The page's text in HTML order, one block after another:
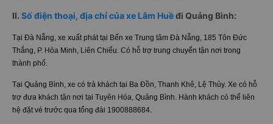
II. Số điện thoại, địa chỉ của xe Lâm Huềđi Quảng Bình:
Tại Đà Nẵng, xe xuất phát tại Bến xe Trung tâm Đà Nẵng, 185 Tôn Đức
Thắng, P. Hòa Minh, Liên Chiểu. Có hỗ trợ trung chuyển tận nơi trong
thành phố.
Tại Quảng Bình, xe có trả khách tại Ba Đồn, Thanh Khê, Lệ Thủy. Xe có hỗ
trợ đưa khách tận nơi tại Tuyên Hóa, Quảng Bình. Hành khách có thể liên
hệ đặt vé trước qua tổng đài 1900888684.